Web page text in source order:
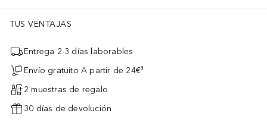
TUS VENTAJAS
Entrega 2-3 días laborables
Envío gratuito A partir de 24€³
2 muestras de regalo
30 días de devolución